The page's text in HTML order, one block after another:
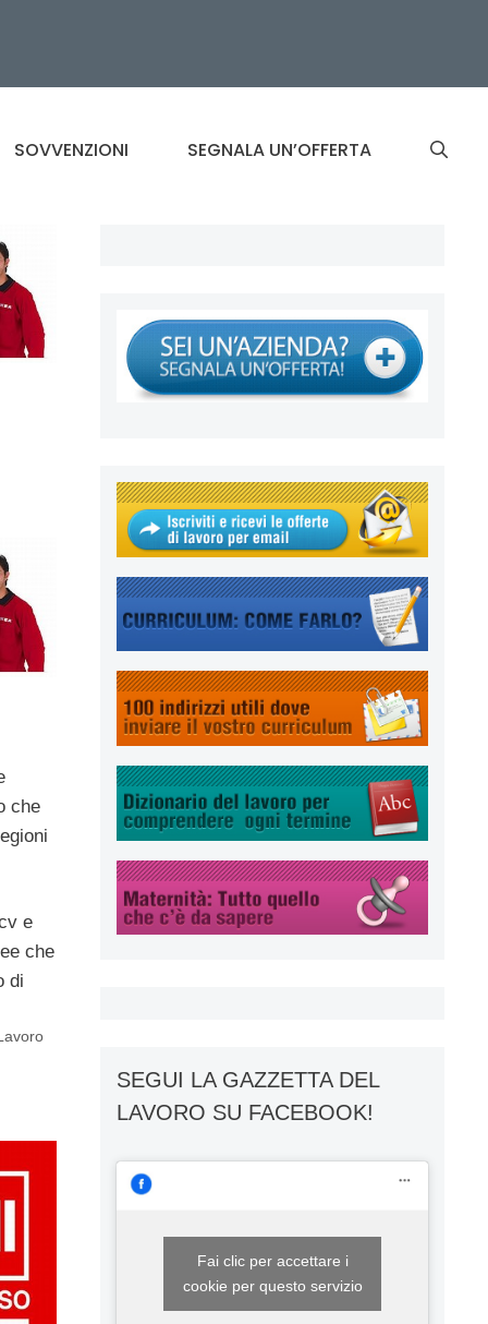
SOVVENZIONI SEGNALA UN’OFFERTA
che
e
che
di
SEGUI LA GAZZETTA DEL
LAVORO SU FACEBOOK!
Fai clic per accettare i
cookie per questo servizio